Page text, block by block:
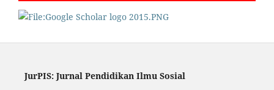
JurPIS: Jurnal Pendidikan Ilmu Sosial